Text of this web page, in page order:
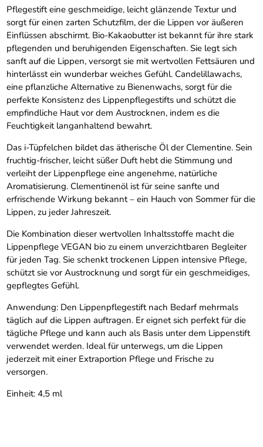
Pflegestift eine geschmeidige, leicht glänzende Textur und
sorgt für einen zarten Schutzfilm, der die Lippen vor äußeren
Einflüssen abschirmt. Bio-Kakaobutter ist bekannt für ihre stark
pflegenden und beruhigenden Eigenschaften. Sie legt sich
sanft auf die Lippen, versorgt sie mit wertvollen Fettsäuren und
hinterlässt ein wunderbar weiches Gefühl. Candelillawachs,
eine pflanzliche Alternative zu Bienenwachs, sorgt für die
perfekte Konsistenz des Lippenpflegestifts und schützt die
empfindliche Haut vor dem Austrocknen, indem es die
Feuchtigkeit langanhaltend bewahrt.
Das i-Tüpfelchen bildet das ätherische Öl der Clementine. Sein
fruchtig-frischer, leicht süßer Duft hebt die Stimmung und
verleiht der Lippenpflege eine angenehme, natürliche
Aromatisierung. Clementinenöl ist für seine sanfte und
erfrischende Wirkung bekannt – ein Hauch von Sommer für die
Lippen, zu jeder Jahreszeit.
Die Kombination dieser wertvollen Inhaltsstoffe macht die
Lippenpflege VEGAN bio zu einem unverzichtbaren Begleiter
für jeden Tag. Sie schenkt trockenen Lippen intensive Pflege,
schützt sie vor Austrocknung und sorgt für ein geschmeidiges,
gepflegtes Gefühl.
Anwendung: Den Lippenpflegestift nach Bedarf mehrmals
täglich auf die Lippen auftragen. Er eignet sich perfekt für die
tägliche Pflege und kann auch als Basis unter dem Lippenstift
verwendet werden. Ideal für unterwegs, um die Lippen
jederzeit mit einer Extraportion Pflege und Frische zu
versorgen.
Einheit: 4,5 ml